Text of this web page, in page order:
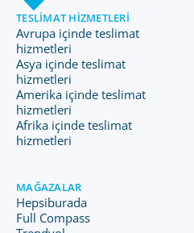
TESLIMAT HIZMETLERI
Avrupa içinde teslimat
hizmetleri
Asya içinde teslimat
hizmetleri
Amerika içinde teslimat
hizmetleri
Afrika içinde teslimat
hizmetleri
MAĞAZALAR
Hepsiburada
Full Compass